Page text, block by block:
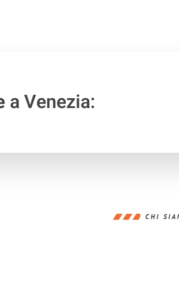
a Venezia:
CHI